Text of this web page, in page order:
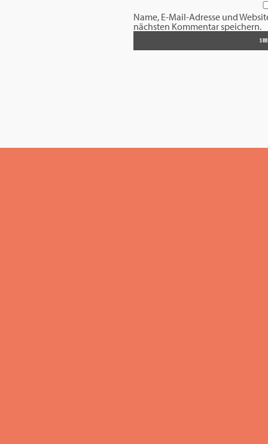
Name, E-Mail-Adresse und
nächsten Kommentar speichern.